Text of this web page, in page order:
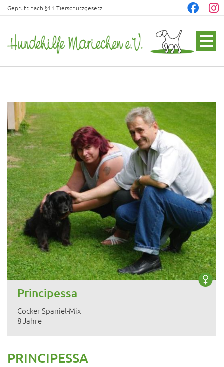
Geprüft nach §11 Tierschutzgesetz
Principessa
Cocker Spaniel-Mix
8 Jahre
PRINCIPESSA